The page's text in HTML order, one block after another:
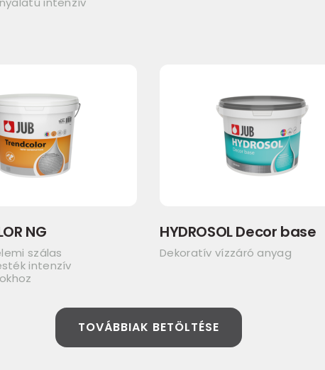
NG
szálas
intenzív
HYDROSOL Decor base
Dekoratív vízzáró anyag
TOVÁBBIAK BETÖLTÉSE